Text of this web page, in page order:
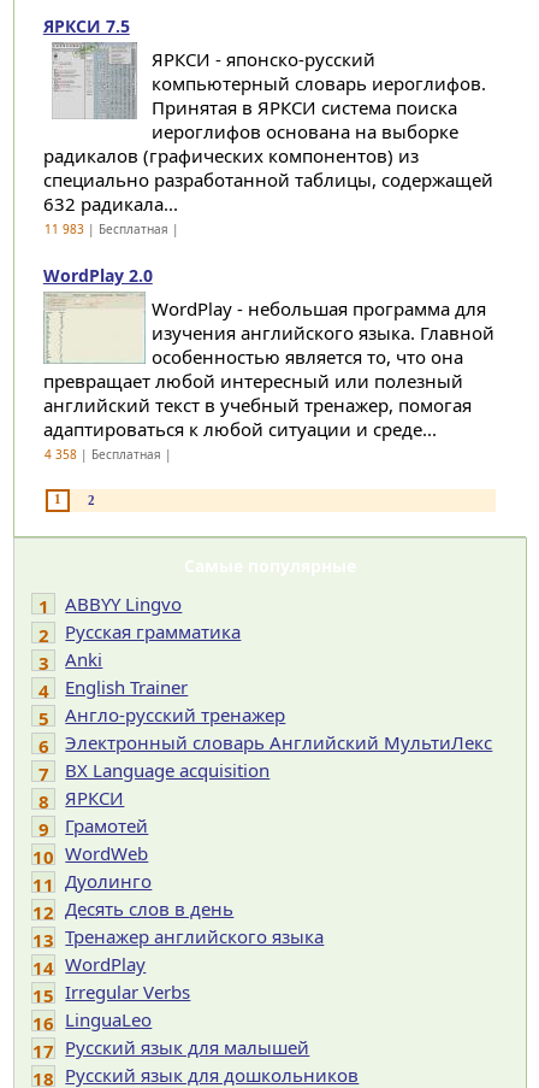
ЯРКСИ 7.5
ЯРКСИ - японско-русский
компьютерный словарь иероглифов.
Принятая в ЯРКСИ система поиска
иероглифов основана на выборке
радикалов (графических компонентов) из
специально разработанной таблицы, содержащей
632 радикала...
11 983| Бесплатная |
WordPlay 2.0
WordPlay - небольшая программа для
изучения английского языка. Главной
особенностью является то, что она
превращает любой интересный или полезный
английский текст в учебный тренажер, помогая
адаптироваться к любой ситуации и среде...
4 358| Бесплатная |
1 2
Самые популярные
1
ABBYY Lingvo
2
Русская грамматика
3
Anki
4
English Trainer
5
Англо-русский тренажер
6
Электронный словарь Английский МультиЛекс
7
BX Language acquisition
8
ЯРКСИ
9
Грамотей
10 WordWeb
11 Дуолинго
12 Десять слов в день
13 Тренажер английского языка
14 WordPlay
15 Irregular Verbs
16 LinguaLeo
17 Русский язык для малышей
18 Русский язык для дошкольников